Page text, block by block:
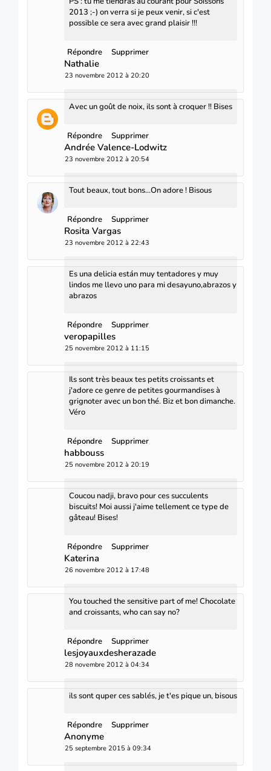
2013 ;-) on verra si je peux venir, si c'est
possible ce sera avec grand plaisir !!!
Répondre Supprimer
Nathalie
23 novembre 2012 à 20:20
Avec un goût de noix, ils sont à croquer !! Bises
Répondre Supprimer
Andrée Valence-Lodwitz
23 novembre 2012 à 20:54
Tout beaux, tout bons...On adore ! Bisous
Répondre Supprimer
Rosita Vargas
23 novembre 2012 à 22:43
Es una delicia están muy tentadores y muy
lindos me llevo uno para mi desayuno,abrazos y
abrazos
Répondre Supprimer
veropapilles
25 novembre 2012 à 11:15
Ils sont très beaux tes petits croissants et
j'adore ce genre de petites gourmandises à
grignoter avec un bon thé. Biz et bon dimanche.
Véro
Répondre Supprimer
habbouss
25 novembre 2012 à 20:19
Coucou nadji, bravo pour ces succulents
biscuits! Moi aussi j'aime tellement ce type de
gâteau! Bises!
Répondre Supprimer
Katerina
26 novembre 2012 à 17:48
You touched the sensitive part of me! Chocolate
and croissants, who can say no?
Répondre Supprimer
lesjoyauxdesherazade
28 novembre 2012 à 04:34
ils sont quper ces sablés, je t'es pique un, bisous
Répondre Supprimer
Anonyme
25 septembre 2015 à 09:34